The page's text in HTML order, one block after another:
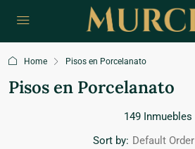
Home Pisos en Porcelanato
Pisos en Porcelanato
149 Inmuebles
Sort by: Default Order